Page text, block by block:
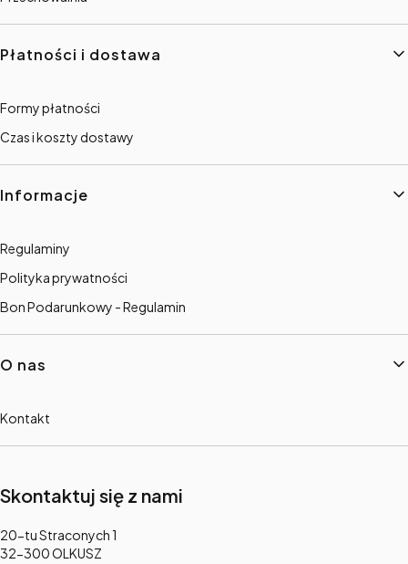
Płatności i dostawa
Formy płatności
Czas i koszty dostawy
Informacje
Regulaminy
Polityka prywatności
Bon Podarunkowy - Regulamin
O nas
Kontakt
Skontaktuj się z nami
Adres:
20-tu Straconych 1
32-300 OLKUSZ